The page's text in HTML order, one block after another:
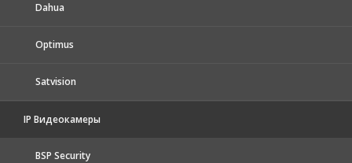
Dahua
Optimus
Satvision
IP Видеокамеры
BSP Security